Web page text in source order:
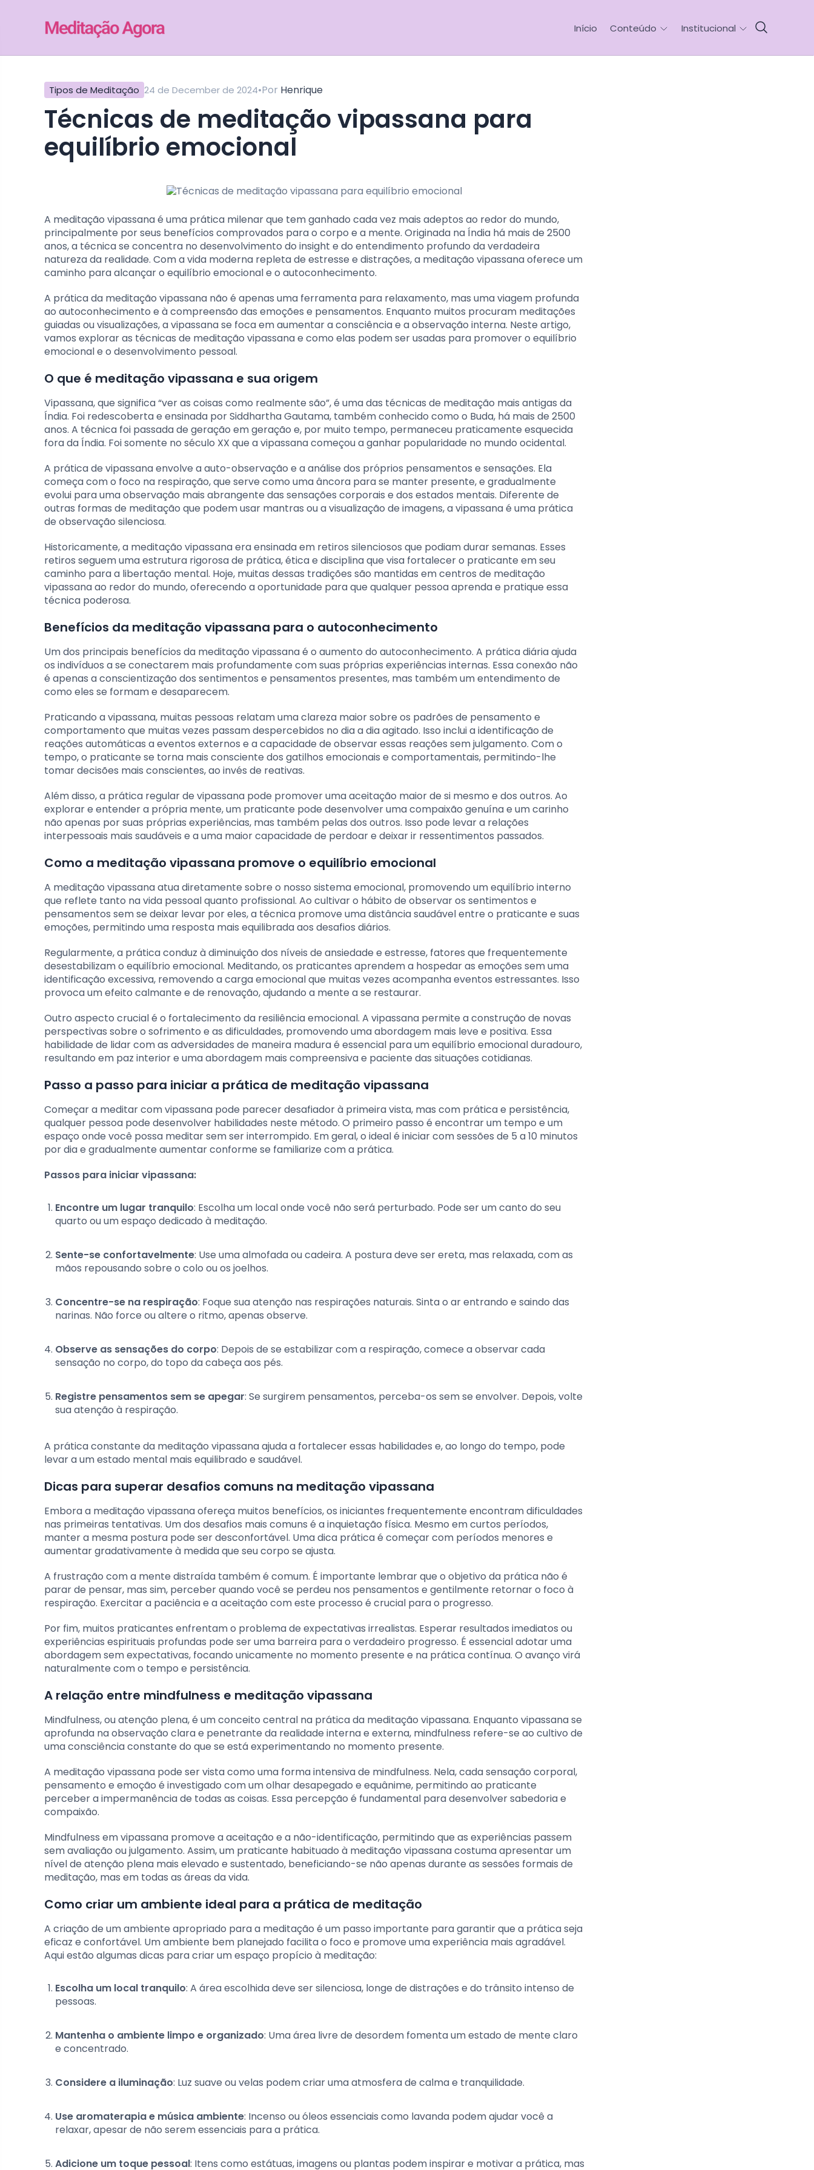
Início Conteúdo Institucional
Tipos de Meditação 24 de December de 2024•Por Henrique
Técnicas de meditação vipassana para
equilíbrio emocional
A meditação vipassana é uma prática milenar que tem ganhado cada vez mais adeptos ao redor do mundo,
principalmente por seus benefícios comprovados para o corpo e a mente. Originada na Índia há mais de 2500
anos, a técnica se concentra no desenvolvimento do insight e do entendimento profundo da verdadeira
natureza da realidade. Com a vida moderna repleta de estresse e distrações, a meditação vipassana oferece um
caminho para alcançar o equilíbrio emocional e o autoconhecimento.
A prática da meditação vipassana não é apenas uma ferramenta para relaxamento, mas uma viagem profunda
ao autoconhecimento e à compreensão das emoções e pensamentos. Enquanto muitos procuram meditações
guiadas ou visualizações, a vipassana se foca em aumentar a consciência e a observação interna. Neste artigo,
vamos explorar as técnicas de meditação vipassana e como elas podem ser usadas para promover o equilíbrio
emocional e o desenvolvimento pessoal.
O que é meditação vipassana e sua origem
Vipassana, que significa “ver as coisas como realmente são”, é uma das técnicas de meditação mais antigas da
Índia. Foi redescoberta e ensinada por Siddhartha Gautama, também conhecido como o Buda, há mais de 2500
anos. A técnica foi passada de geração em geração e, por muito tempo, permaneceu praticamente esquecida
fora da Índia. Foi somente no século XX que a vipassana começou a ganhar popularidade no mundo ocidental.
A prática de vipassana envolve a auto-observação e a análise dos próprios pensamentos e sensações. Ela
começa com o foco na respiração, que serve como uma âncora para se manter presente, e gradualmente
evolui para uma observação mais abrangente das sensações corporais e dos estados mentais. Diferente de
outras formas de meditação que podem usar mantras ou a visualização de imagens, a vipassana é uma prática
de observação silenciosa.
Historicamente, a meditação vipassana era ensinada em retiros silenciosos que podiam durar semanas. Esses
retiros seguem uma estrutura rigorosa de prática, ética e disciplina que visa fortalecer o praticante em seu
caminho para a libertação mental. Hoje, muitas dessas tradições são mantidas em centros de meditação
vipassana ao redor do mundo, oferecendo a oportunidade para que qualquer pessoa aprenda e pratique essa
técnica poderosa.
Benefícios da meditação vipassana para o autoconhecimento
Um dos principais benefícios da meditação vipassana é o aumento do autoconhecimento. A prática diária ajuda
os indivíduos a se conectarem mais profundamente com suas próprias experiências internas. Essa conexão não
é apenas a conscientização dos sentimentos e pensamentos presentes, mas também um entendimento de
como eles se formam e desaparecem.
Praticando a vipassana, muitas pessoas relatam uma clareza maior sobre os padrões de pensamento e
comportamento que muitas vezes passam despercebidos no dia a dia agitado. Isso inclui a identificação de
reações automáticas a eventos externos e a capacidade de observar essas reações sem julgamento. Com o
tempo, o praticante se torna mais consciente dos gatilhos emocionais e comportamentais, permitindo-lhe
tomar decisões mais conscientes, ao invés de reativas.
Além disso, a prática regular de vipassana pode promover uma aceitação maior de si mesmo e dos outros. Ao
explorar e entender a própria mente, um praticante pode desenvolver uma compaixão genuína e um carinho
não apenas por suas próprias experiências, mas também pelas dos outros. Isso pode levar a relações
interpessoais mais saudáveis e a uma maior capacidade de perdoar e deixar ir ressentimentos passados.
Como a meditação vipassana promove o equilíbrio emocional
A meditação vipassana atua diretamente sobre o nosso sistema emocional, promovendo um equilíbrio interno
que reflete tanto na vida pessoal quanto profissional. Ao cultivar o hábito de observar os sentimentos e
pensamentos sem se deixar levar por eles, a técnica promove uma distância saudável entre o praticante e suas
emoções, permitindo uma resposta mais equilibrada aos desafios diários.
Regularmente, a prática conduz à diminuição dos níveis de ansiedade e estresse, fatores que frequentemente
desestabilizam o equilíbrio emocional. Meditando, os praticantes aprendem a hospedar as emoções sem uma
identificação excessiva, removendo a carga emocional que muitas vezes acompanha eventos estressantes. Isso
provoca um efeito calmante e de renovação, ajudando a mente a se restaurar.
Outro aspecto crucial é o fortalecimento da resiliência emocional. A vipassana permite a construção de novas
perspectivas sobre o sofrimento e as dificuldades, promovendo uma abordagem mais leve e positiva. Essa
habilidade de lidar com as adversidades de maneira madura é essencial para um equilíbrio emocional duradouro,
resultando em paz interior e uma abordagem mais compreensiva e paciente das situações cotidianas.
Passo a passo para iniciar a prática de meditação vipassana
Começar a meditar com vipassana pode parecer desafiador à primeira vista, mas com prática e persistência,
qualquer pessoa pode desenvolver habilidades neste método. O primeiro passo é encontrar um tempo e um
espaço onde você possa meditar sem ser interrompido. Em geral, o ideal é iniciar com sessões de 5 a 10 minutos
por dia e gradualmente aumentar conforme se familiarize com a prática.
Passos para iniciar vipassana:
Encontre um lugar tranquilo: Escolha um local onde você não será perturbado. Pode ser um canto do seu
quarto ou um espaço dedicado à meditação.
Sente-se confortavelmente: Use uma almofada ou cadeira. A postura deve ser ereta, mas relaxada, com as
mãos repousando sobre o colo ou os joelhos.
Concentre-se na respiração: Foque sua atenção nas respirações naturais. Sinta o ar entrando e saindo das
narinas. Não force ou altere o ritmo, apenas observe.
Observe as sensações do corpo: Depois de se estabilizar com a respiração, comece a observar cada
sensação no corpo, do topo da cabeça aos pés.
Registre pensamentos sem se apegar: Se surgirem pensamentos, perceba-os sem se envolver. Depois, volte
sua atenção à respiração.
A prática constante da meditação vipassana ajuda a fortalecer essas habilidades e, ao longo do tempo, pode
levar a um estado mental mais equilibrado e saudável.
Dicas para superar desafios comuns na meditação vipassana
Embora a meditação vipassana ofereça muitos benefícios, os iniciantes frequentemente encontram dificuldades
nas primeiras tentativas. Um dos desafios mais comuns é a inquietação física. Mesmo em curtos períodos,
manter a mesma postura pode ser desconfortável. Uma dica prática é começar com períodos menores e
aumentar gradativamente à medida que seu corpo se ajusta.
A frustração com a mente distraída também é comum. É importante lembrar que o objetivo da prática não é
parar de pensar, mas sim, perceber quando você se perdeu nos pensamentos e gentilmente retornar o foco à
respiração. Exercitar a paciência e a aceitação com este processo é crucial para o progresso.
Por fim, muitos praticantes enfrentam o problema de expectativas irrealistas. Esperar resultados imediatos ou
experiências espirituais profundas pode ser uma barreira para o verdadeiro progresso. É essencial adotar uma
abordagem sem expectativas, focando unicamente no momento presente e na prática contínua. O avanço virá
naturalmente com o tempo e persistência.
A relação entre mindfulness e meditação vipassana
Mindfulness, ou atenção plena, é um conceito central na prática da meditação vipassana. Enquanto vipassana se
aprofunda na observação clara e penetrante da realidade interna e externa, mindfulness refere-se ao cultivo de
uma consciência constante do que se está experimentando no momento presente.
A meditação vipassana pode ser vista como uma forma intensiva de mindfulness. Nela, cada sensação corporal,
pensamento e emoção é investigado com um olhar desapegado e equânime, permitindo ao praticante
perceber a impermanência de todas as coisas. Essa percepção é fundamental para desenvolver sabedoria e
compaixão.
Mindfulness em vipassana promove a aceitação e a não-identificação, permitindo que as experiências passem
sem avaliação ou julgamento. Assim, um praticante habituado à meditação vipassana costuma apresentar um
nível de atenção plena mais elevado e sustentado, beneficiando-se não apenas durante as sessões formais de
meditação, mas em todas as áreas da vida.
Como criar um ambiente ideal para a prática de meditação
A criação de um ambiente apropriado para a meditação é um passo importante para garantir que a prática seja
eficaz e confortável. Um ambiente bem planejado facilita o foco e promove uma experiência mais agradável.
Aqui estão algumas dicas para criar um espaço propício à meditação:
Escolha um local tranquilo: A área escolhida deve ser silenciosa, longe de distrações e do trânsito intenso de
pessoas.
Mantenha o ambiente limpo e organizado: Uma área livre de desordem fomenta um estado de mente claro
e concentrado.
Considere a iluminação: Luz suave ou velas podem criar uma atmosfera de calma e tranquilidade.
Use aromaterapia e música ambiente: Incenso ou óleos essenciais como lavanda podem ajudar você a
relaxar, apesar de não serem essenciais para a prática.
Adicione um toque pessoal: Itens como estátuas, imagens ou plantas podem inspirar e motivar a prática, mas